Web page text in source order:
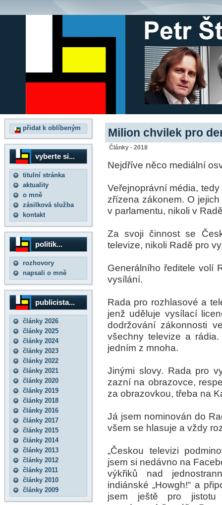
přidat k oblíbeným
vyberte si...
titulní stránka
aktuality
o mně
zásilková služba
kontakt
politik...
rozhovory
napsali o mně
publicista...
články 2026
články 2025
články 2024
články 2023
články 2022
články 2021
články 2020
články 2019
články 2018
články 2016
články 2017
články 2015
články 2014
články 2013
články 2012
články 2011
články 2010
články 2009
Milion chvilek pro
Články - 2018
Nejdříve něco mediální
Veřejnoprávní média,
zřízena zákonem. O
v parlamentu, nikoli v
Za svoji činnost se
televize, nikoli Radě pro
Generálního ředitele volí
vysílání.
Rada pro rozhlasové a
jenž uděluje vysílací
dodržování zákonnosti
všechny televize a
jedním z mnoha.
Jinými slovy. Rada pro
zazní na obrazovce,
za obrazovkou, třeba na
Já jsem nominován do
všem se hlasuje a vždy
„Českou televizi
jsem si nedávno na
výkřiků nad
indiánské „Howgh!“ a
jsem ještě pro jistotu